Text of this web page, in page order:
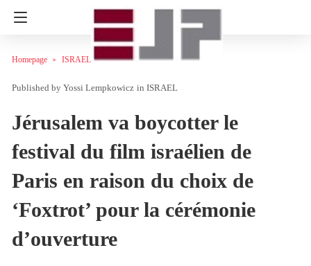
Homepage ISRAEL
Yossi Lempkowicz in ISRAEL
Jérusalem va boycotter le
festival du film israélien de
Paris en raison du choix de
‘Foxtrot’ pour la cérémonie
d’ouverture